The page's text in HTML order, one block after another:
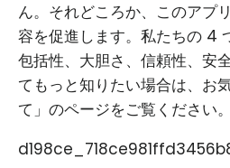
ん。それどころか、このアプ
容を促進します。私たちの 4
包括性、大胆さ、信頼性、安
てもっと知りたい場合は、お
て」のページをご覧ください。